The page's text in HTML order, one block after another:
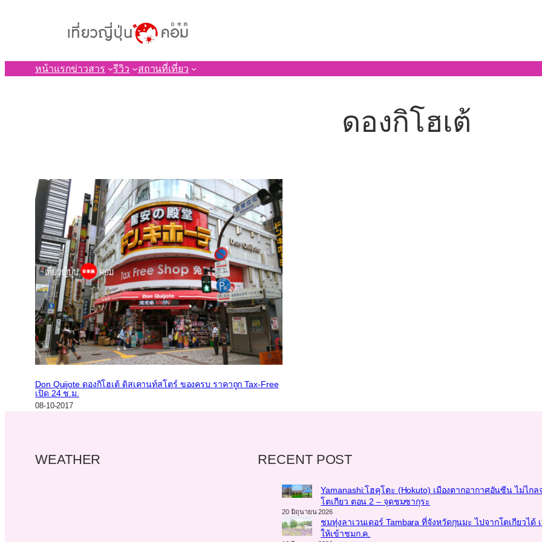
หน้าแรกข่าวสาร รีวิว สถานที่เที่ยว
ดองกิโฮเต้
Don Quijote ดองกิโฮเต้ ดิสเคานท์สโตร์ ของครบ ราคาถูก Tax-Free
เปิด 24 ช.ม.
08-10-2017
WEATHER RECENT POST
Yamanashi:โฮคุโตะ (Hokuto) เมืองตากอากาศอันซีน ไม่ไกล
โตเกียว ตอน 2 – จุดชมซากุระ
20 มิถุนายน 2026
ชมทุ่งลาเวนเดอร์ Tambara ที่จังหวัดกุนมะ ไปจากโตเกียวได้
ให้เข้าชมก.ค.